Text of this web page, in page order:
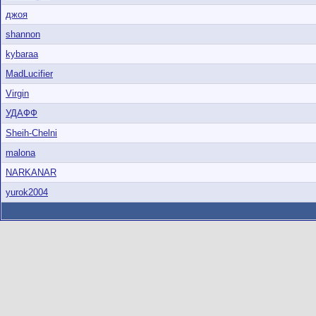
джоя
shannon
kybaraa
MadLucifier
Virgin
УДАФФ
Sheih-Chelni
malona
NARKANAR
yurok2004